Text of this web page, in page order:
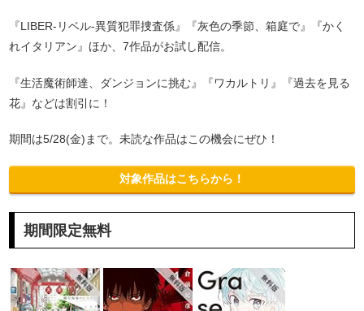
『LIBER-リベル-異質犯罪捜査係』『灰色の季節、箱庭で』『かく
れイタリアン』ほか、7作品がお試し配信。
『生活魔術師達、ダンジョンに挑む』『ワカルトリ』『過去を見る
花』などは割引に！
期間は5/28(金)まで。未読な作品はこの機会にぜひ！
対象作品はこちらから！
期間限定無料